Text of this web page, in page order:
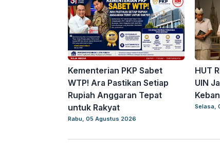
Kementerian PKP Sabet
WTP! Ara Pastikan Setiap
Rupiah Anggaran Tepat
untuk Rakyat
Rabu, 05 Agustus 2026
HUT
UIN
Selasa,